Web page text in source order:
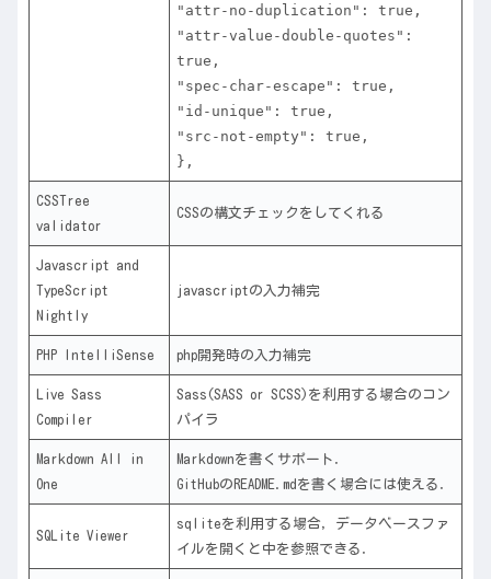
"attr-no-duplication": true,
"attr-value-double-quotes":
true,
"spec-char-escape": true,
"id-unique": true,
"src-not-empty": true,
},
CSSTree
validator
CSSの構文チェックをしてくれる
Javascript and
TypeScript
Nightly
javascriptの入力補完
PHP IntelliSense php開発時の入力補完
Live Sass
Compiler
Sass(SASS or SCSS)を利用する場合のコン
パイラ
Markdown All in
One
Markdownを書くサポート．
GitHubのREADME.mdを書く場合には使える．
SQLite Viewer
sqliteを利用する場合，データベースファ
イルを開くと中を参照できる．